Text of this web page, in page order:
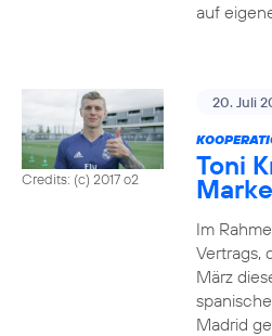
auf
Credits: (c) 2017 o2
20. Juli
Toni
Im
Vertrags,
März
Madrid